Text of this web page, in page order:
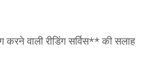
वाली रीडिंग सर्विस** की सलाह